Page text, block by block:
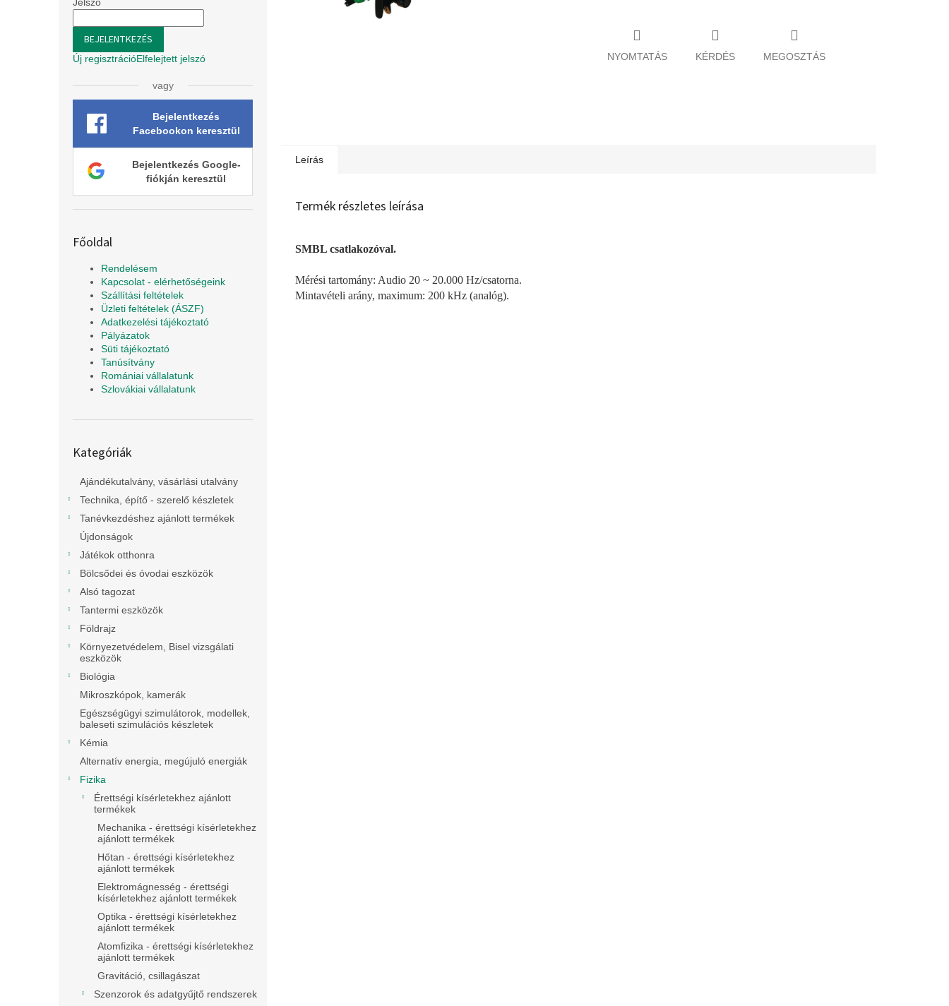
BEJELENTKEZÉS
Új regisztrációElfelejtett jelszó
vagy
Bejelentkezés
Facebookon keresztül
Bejelentkezés Google-
fiókján keresztül
Főoldal
Rendelésem
Kapcsolat - elérhetőségeink
Szállítási feltételek
Üzleti feltételek (ÁSZF)
Adatkezelési tájékoztató
Pályázatok
Süti tájékoztató
Tanúsítvány
Romániai vállalatunk
Szlovákiai vállalatunk
átugrása
Kategóriák
Ajándékutalvány, vásárlási utalvány
Technika, építő - szerelő készletek
Tanévkezdéshez ajánlott termékek
Újdonságok
Játékok otthonra
Bölcsődei és óvodai eszközök
Alsó tagozat
Tantermi eszközök
Földrajz
Környezetvédelem, Bisel vizsgálati
eszközök
Biológia
Mikroszkópok, kamerák
Egészségügyi szimulátorok, modellek,
baleseti szimulációs készletek
Kémia
Alternatív energia, megújuló energiák
Fizika
Érettségi kísérletekhez ajánlott
termékek
Mechanika - érettségi kísérletekhez
ajánlott termékek
Hőtan - érettségi kísérletekhez
ajánlott termékek
Elektromágnesség - érettségi
kísérletekhez ajánlott termékek
Optika - érettségi kísérletekhez
ajánlott termékek
Atomfizika - érettségi kísérletekhez
ajánlott termékek
Gravitáció, csillagászat
Szenzorok és adatgyűjtő rendszerek
NYOMTATÁS KÉRDÉS MEGOSZTÁS
Leírás
Termék részletes leírása
SMBL csatlakozóval.
Mérési tartomány: Audio 20 ~ 20.000 Hz/csatorna.
Mintavételi arány, maximum: 200 kHz (analóg).